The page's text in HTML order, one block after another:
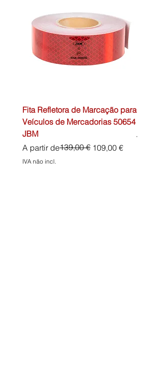
Fita Refletora de Marcação para
Veículos de Mercadorias 50654
JBM
A partir de
Preço normal139,00 € 109,00 €
Preço promocional
IVA não incl.
Preço
45,00 €